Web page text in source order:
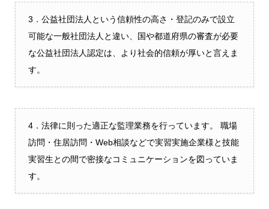
3．公益社団法人という信頼性の高さ・登記のみで設立
可能な一般社団法人と違い、国や都道府県の審査が必要
な公益社団法人認定は、より社会的信頼が厚いと言えま
す。
4．法律に則った適正な監理業務を行っています。 職場
訪問・住居訪問・Web相談などで実習実施企業様と技能
実習生との間で密接なコミュニケーションを図っていま
す。